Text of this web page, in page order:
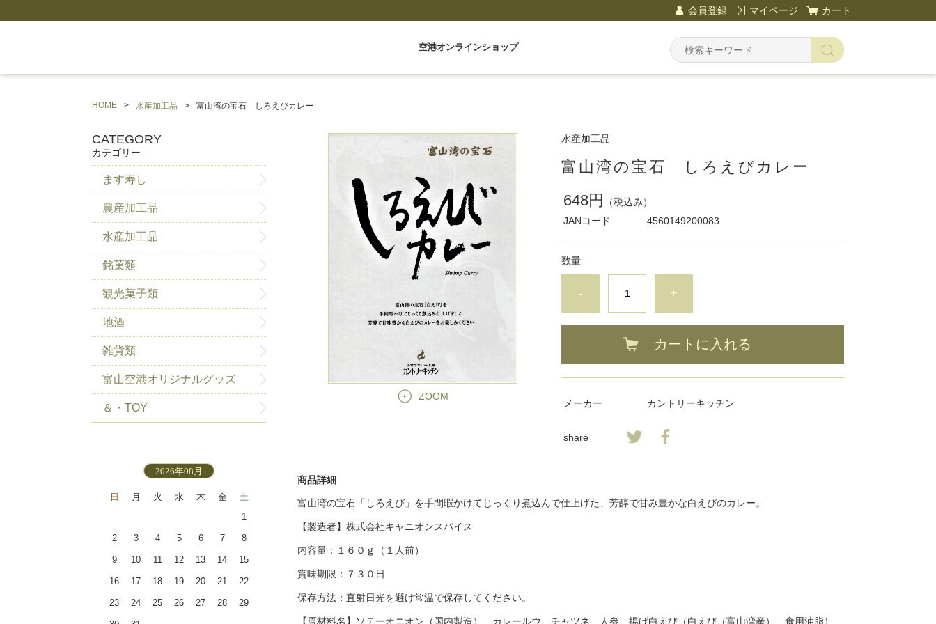
会員登録 マイページ カート
空港オンラインショップ
HOME 水産加工品 富山湾の宝石 しろえびカレー
ZOOM
水産加工品
富山湾の宝石 しろえびカレー
648円
（税込み）
JANコード
4560149200083
数量
- +
カートに入れる
メーカー カントリーキッチン
share
商品詳細
富山湾の宝石「しろえび」を手間暇かけてじっくり煮込んで仕上げた、芳醇で甘み豊かな白えびのカレー。
【製造者】株式会社キャニオンスパイス
内容量：１６０ｇ（１人前）
賞味期限：７３０日
保存方法：直射日光を避け常温で保存してください。
【原材料名】ソテーオニオン（国内製造）、カレールウ、チャツネ、人参、揚げ白えび（白えび（富山湾産）、食用油脂）、
CATEGORY
カテゴリー
ます寿し
農産加工品
水産加工品
銘菓類
観光菓子類
地酒
雑貨類
富山空港オリジナルグッズ
＆・TOY
2026年08月
日 月 火 水 木 金
土
1
2 3 4 5 6 7 8
9 10 11 12 13 14 15
16 17 18 19 20 21 22
23 24 25 26 27 28 29